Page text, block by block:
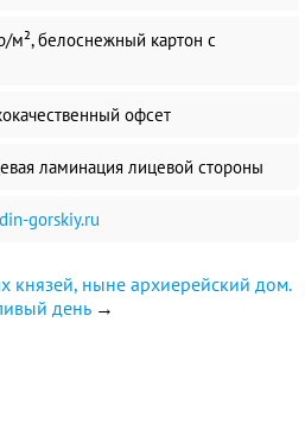
м², белоснежный картон с
офсет
ламинация лицевой стороны
gorskiy.ru
князей, ныне архиерейский дом.
день→